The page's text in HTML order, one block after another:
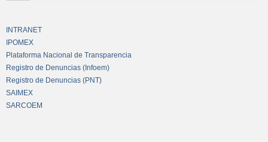
INTRANET
IPOMEX
Plataforma Nacional de Transparencia
Registro de Denuncias (Infoem)
Registro de Denuncias (PNT)
SAIMEX
SARCOEM